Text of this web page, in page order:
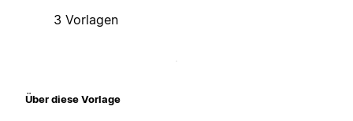
3 Vorlagen
Über diese Vorlage